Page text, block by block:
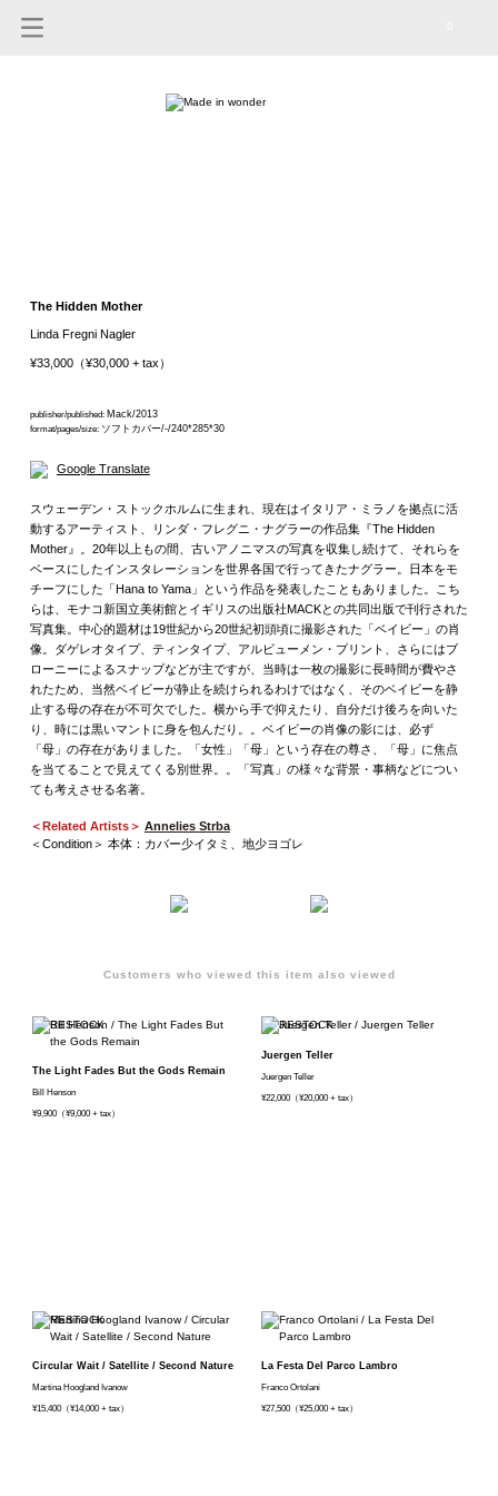
The Hidden Mother
Linda Fregni Nagler
¥33,000（¥30,000 + tax）
publisher/published: Mack/2013
format/pages/size: ソフトカバー/-/240*285*30
Google Translate
スウェーデン・ストックホルムに生まれ、現在はイタリア・ミラノを拠点に活
動するアーティスト、リンダ・フレグニ・ナグラーの作品集『The Hidden
Mother』。20年以上もの間、古いアノニマスの写真を収集し続けて、それらを
ベースにしたインスタレーションを世界各国で行ってきたナグラー。日本をモ
チーフにした「Hana to Yama」という作品を発表したこともありました。こち
らは、モナコ新国立美術館とイギリスの出版社MACKとの共同出版で刊行された
写真集。中心的題材は19世紀から20世紀初頭頃に撮影された「ベイビー」の肖
像。ダゲレオタイプ、ティンタイプ、アルビューメン・プリント、さらにはブ
ローニーによるスナップなどが主ですが、当時は一枚の撮影に長時間が費やさ
れたため、当然ベイビーが静止を続けられるわけではなく、そのベイビーを静
止する母の存在が不可欠でした。横から手で抑えたり、自分だけ後ろを向いた
り、時には黒いマントに身を包んだり。。ベイビーの肖像の影には、必ず
「母」の存在がありました。「女性」「母」という存在の尊さ、「母」に焦点
を当てることで見えてくる別世界。。「写真」の様々な背景・事柄などについ
ても考えさせる名著。
＜Related Artists＞ Annelies Strba
＜Condition＞ 本体：カバー少イタミ、地少ヨゴレ
Customers who viewed this item also viewed
The Light Fades But the Gods Remain
Bill Henson
¥9,900（¥9,000 + tax）
Juergen Teller
Juergen Teller
¥22,000（¥20,000 + tax）
Circular Wait / Satellite / Second Nature
Martina Hoogland Ivanow
¥15,400（¥14,000 + tax）
La Festa Del Parco Lambro
Franco Ortolani
¥27,500（¥25,000 + tax）